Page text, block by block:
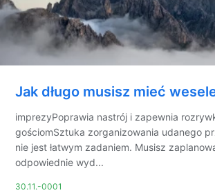
Jak długo musisz mieć
imprezyPoprawia nastrój i zapewnia
gościomSztuka zorganizowania udanego
nie jest łatwym zadaniem. Musisz
odpowiednie wyd...
30.11.-0001